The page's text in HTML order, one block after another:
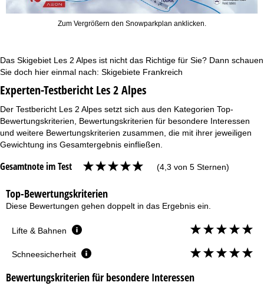
Zum Vergrößern den Snowparkplan anklicken.
Das Skigebiet Les 2 Alpes ist nicht das Richtige für Sie? Dann schauen
Sie doch hier einmal nach: Skigebiete Frankreich
Experten-Testbericht Les 2 Alpes
Der Testbericht Les 2 Alpes setzt sich aus den Kategorien Top-
Bewertungskriterien, Bewertungskriterien für besondere Interessen
und weitere Bewertungskriterien zusammen, die mit ihrer jeweiligen
Gewichtung ins Gesamtergebnis einfließen.
Gesamtnote im Test (4,3 von 5 Sternen)
Top-Bewertungskriterien
Diese Bewertungen gehen doppelt in das Ergebnis ein.
Lifte & Bahnen
Schneesicherheit
Bewertungskriterien für besondere Interessen